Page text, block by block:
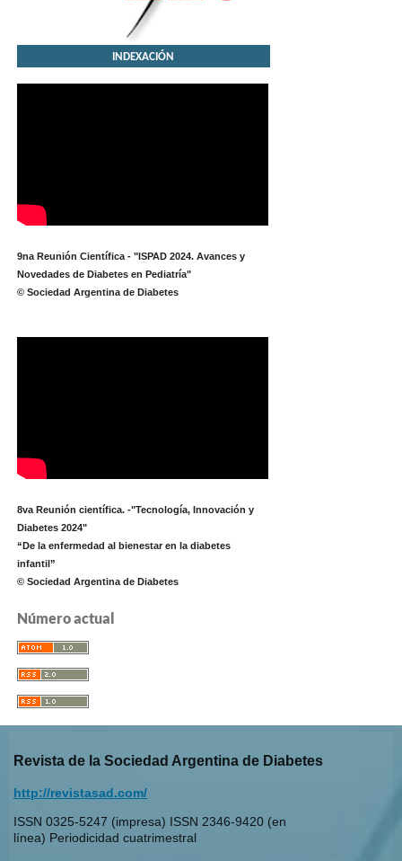
INDEXACIÓN
9na Reunión Científica - "ISPAD 2024. Avances y
Novedades de Diabetes en Pediatría"
© Sociedad Argentina de Diabetes
8va Reunión científica. -"Tecnología, Innovación y
Diabetes 2024"
“De la enfermedad al bienestar en la diabetes
infantil”
© Sociedad Argentina de Diabetes
Número actual
Revista de la Sociedad Argentina de Diabetes
http://revistasad.com/
ISSN 0325-5247 (impresa) ISSN 2346-9420 (en
línea) Periodicidad cuatrimestral